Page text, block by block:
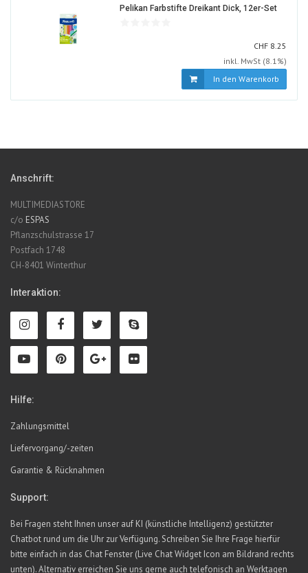
Pelikan Farbstifte Dreikant Dick, 12er-Set889098-
CHF CHF
8.25
inkl. MwSt (8.1%)
In den Warenkorb
Anschrift:
MULTIMEDIASTORE
c/o ESPAS
Pflanzschulstrasse 17
Postfach 1748
CH-8401 Winterthur
Interaktion:
Hilfe:
Zahlungsmittel
Liefervorgang/-zeiten
Garantie & Rücknahmen
Support:
Bei Fragen steht Ihnen unser auf KI (künstliche Intelligenz) gestützter
Chatbot rund um die Uhr zur Verfügung. Schreiben Sie Ihre Frage hierfür
bitte einfach in das Chat Fenster (Live Chat Widget Icon am Bildrand rechts
unten). Alternativ erreichen Sie uns gerne auch telefonisch an Werktagen